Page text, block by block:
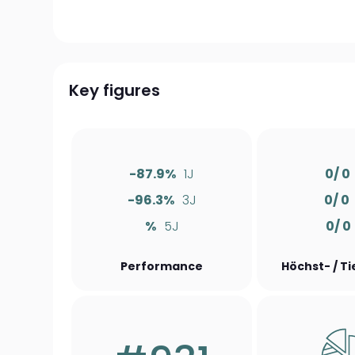
Key figures
-87.9% 1J
-96.3% 3J
% 5J
Performance
0/ 0
0/ 0
0/ 0
Höchst- /